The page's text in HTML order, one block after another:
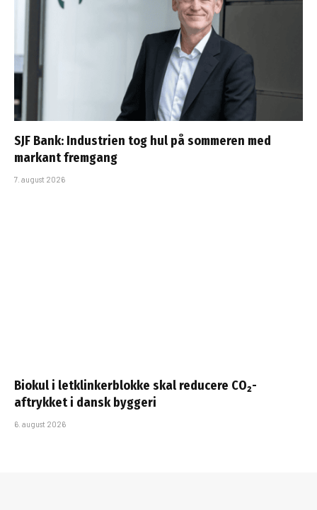
SJF Bank: Industrien tog hul på sommeren med
markant fremgang
7. august 2026
Biokul i letklinkerblokke skal reducere CO₂-
aftrykket i dansk byggeri
6. august 2026